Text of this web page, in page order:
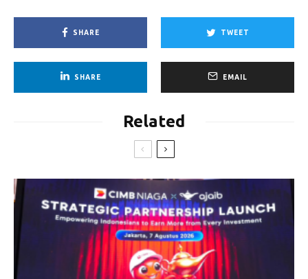
SHARE TWEET
SHARE EMAIL
Related